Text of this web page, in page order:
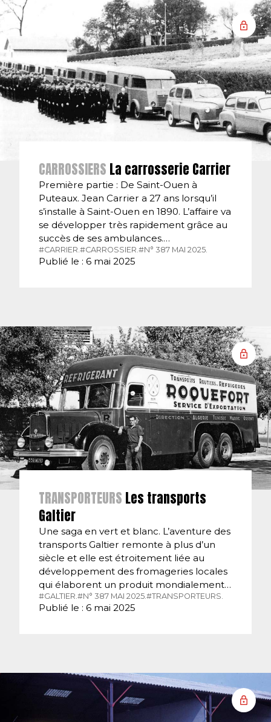
CARROSSIERS La carrosserie Carrier
Première partie : De Saint-Ouen à
Puteaux. Jean Carrier a 27 ans lorsqu’il
s’installe à Saint-Ouen en 1890. L’affaire va
se développer très rapidement grâce au
succès de ses ambulances.…
#CARRIER.#CARROSSIER.#N° 387 MAI 2025.
Publié le : 6 mai 2025
TRANSPORTEURS Les transports
Galtier
Une saga en vert et blanc. L’aventure des
transports Galtier remonte à plus d’un
siècle et elle est étroitement liée au
développement des fromageries locales
qui élaborent un produit mondialement…
#GALTIER.#N° 387 MAI 2025.#TRANSPORTEURS.
Publié le : 6 mai 2025